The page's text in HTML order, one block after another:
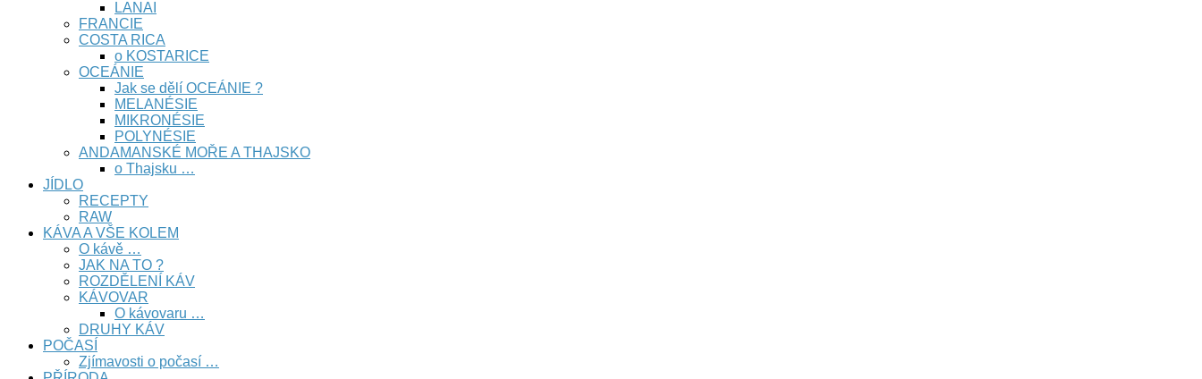
LANAI
FRANCIE
COSTA RICA
o KOSTARICE
OCEÁNIE
Jak se dělí OCEÁNIE ?
MELANÉSIE
MIKRONÉSIE
POLYNÉSIE
ANDAMANSKÉ MOŘE A THAJSKO
o Thajsku …
JÍDLO
RECEPTY
RAW
KÁVA A VŠE KOLEM
O kávě …
JAK NA TO ?
ROZDĚLENÍ KÁV
KÁVOVAR
O kávovaru …
DRUHY KÁV
POČASÍ
Zjímavosti o počasí …